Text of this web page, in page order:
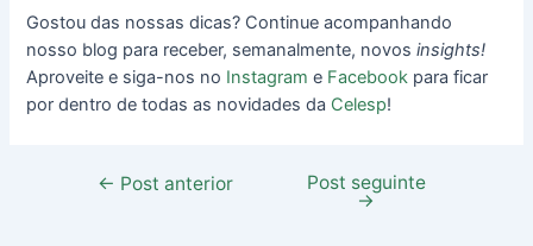
Gostou das nossas dicas? Continue acompanhando
nosso blog para receber, semanalmente, novosinsights!
Aproveite e siga-nos no Instagram e Facebook para ficar
por dentro de todas as novidades da Celesp!
← Post anterior Post seguinte
→